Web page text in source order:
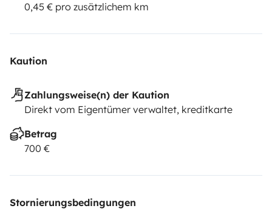
0,45 € pro zusätzlichem km
Kaution
Zahlungsweise(n) der Kaution
Direkt vom Eigentümer verwaltet, kreditkarte
Betrag
700 €
Stornierungsbedingungen